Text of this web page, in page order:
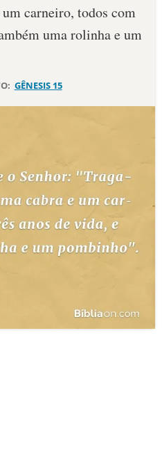
car­neiro, todos com
uma rolinha e um
GÊNESIS 15